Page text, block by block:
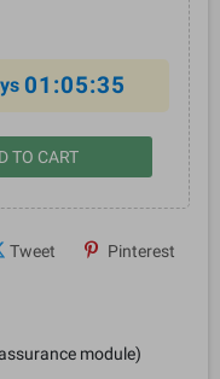
01:05:34
TO CART
Tweet Pinterest
module)